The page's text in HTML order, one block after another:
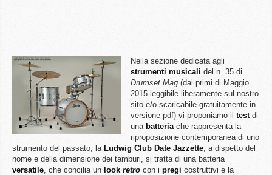
Nella sezione dedicata agli
strumenti musicali del n. 35 di
Drumset Mag (dai primi di Maggio
2015 leggibile liberamente sul nostro
sito e/o scaricabile gratuitamente in
versione pdf) vi proponiamo il testdi
una batteriache rappresenta la
riproposizione contemporanea di uno
strumento del passato, la Ludwig Club Date Jazzette; a dispetto del
nome e della dimensione dei tamburi, si tratta di una batteria
versatile, che concilia un look retro con i pregi costruttivi e la